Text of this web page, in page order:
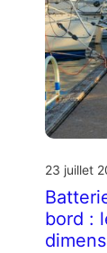
23 juillet
bord :